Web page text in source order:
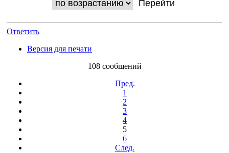
Ответить
Версия для печати
108 сообщений
Пред.
1
2
3
4
5
6
След.